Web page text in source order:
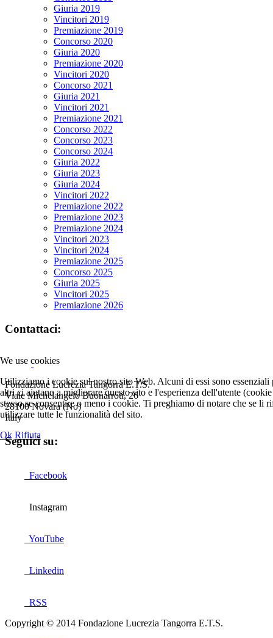
Giuria 2019
Vincitori 2019
Premiazione 2019
Concorso 2020
Giuria 2020
Premiazione 2020
Vincitori 2020
Concorso 2021
Giuria 2021
Vincitori 2021
Premiazione 2021
Concorso 2022
Concorso 2023
Concorso 2024
Giuria 2022
Giuria 2023
Giuria 2024
Vincitori 2022
Premiazione 2022
Premiazione 2023
Premiazione 2024
Vincitori 2023
Vincitori 2024
Premiazione 2025
Concorso 2025
Giuria 2025
Vincitori 2025
Premiazione 2026
Contattaci:
Fondazione Lucrezia Tangorra E.T.S.
Viale Michelangelo Buonarroti, 26
28100 Novara (No)
Italy
Seguici su:
Facebook
Instagram
YouTube
Linkedin
RSS
Copyright © 2014 Fondazione Lucrezia Tangorra E.T.S.
We use cookies
Utilizziamo i cookie sul nostro sito Web. Alcuni di essi sono
altri ci aiutano a migliorare questo sito e l'esperienza dell'utente
stesso se consentire o meno i cookie. Ti preghiamo di notare che se li
utilizzare tutte le funzionalità del sito.
Ok Rifiuta